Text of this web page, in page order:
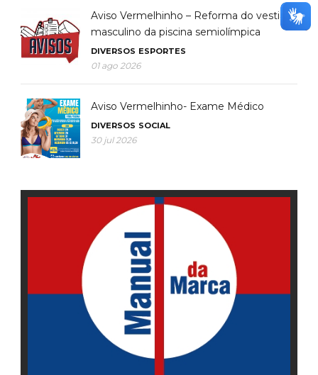
Aviso Vermelhinho – Reforma do vestiário
masculino da piscina semiolímpica
DIVERSOS ESPORTES
01 ago 2026
Aviso Vermelhinho- Exame Médico
DIVERSOS SOCIAL
30 jul 2026